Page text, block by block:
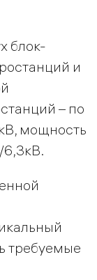
блок-
и
– по
мощность
требуемые